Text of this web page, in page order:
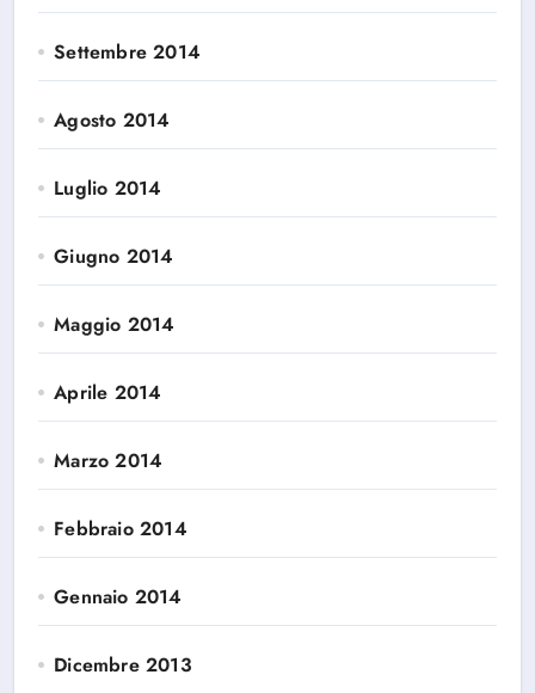
Settembre 2014
Agosto 2014
Luglio 2014
Giugno 2014
Maggio 2014
Aprile 2014
Marzo 2014
Febbraio 2014
Gennaio 2014
Dicembre 2013